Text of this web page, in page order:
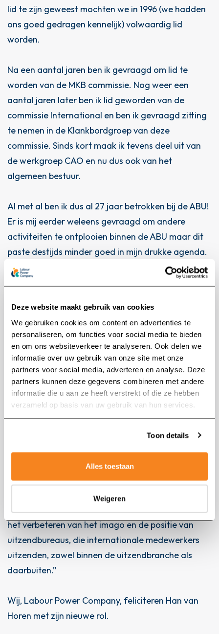
Deze website maakt gebruik van cookies
We gebruiken cookies om content en advertenties te
personaliseren, om functies voor social media te bieden
en om ons websiteverkeer te analyseren. Ook delen we
informatie over uw gebruik van onze site met onze
partners voor social media, adverteren en analyse. Deze
partners kunnen deze gegevens combineren met andere
informatie die u aan ze heeft verstrekt of die ze hebben
verzameld op basis van uw gebruik van hun services.
Toon details
Alles toestaan
Weigeren
Zoeken naar:
lid te zijn geweest mochten we in 1996 (we hadden
ons goed gedragen kennelijk) volwaardig lid
worden.
Na een aantal jaren ben ik gevraagd om lid te
worden van de MKB commissie. Nog weer een
aantal jaren later ben ik lid geworden van de
commissie International en ben ik gevraagd zitting
te nemen in de Klankbordgroep van deze
commissie. Sinds kort maak ik tevens deel uit van
de werkgroep CAO en nu dus ook van het
algemeen bestuur.
Al met al ben ik dus al 27 jaar betrokken bij de ABU!
Er is mij eerder weleens gevraagd om andere
activiteiten te ontplooien binnen de ABU maar dit
paste destijds minder goed in mijn drukke agenda.
Het uitbreiden van mijn takenpakket binnen de ABU
past momenteel bij mijn huidige rol en levensfase.
LPC (Labour Power Company); een conglomeraat
van meerdere uitzendbureaus. Bij LPC ben ik nu
aandeelhouder, bestuurslid en CCO.
Een jaar of 10 a 15 geleden kwam ik vooral naar de
ABU om te “halen” maar nu heb ik meer tijd en
bagage om ook dingen te “brengen”. Door het
lange verleden in de branche en bij de ABU ben ik
erg begaan met onze sector. Er spelen momenteel
gedoe rondom flexarbeid enerzijds en het
uitzenden van arbeidsmigranten in het bijzonder. Ik
lever graag mijn bijdrage aan deze discussies,
waarbij mijn speciale aandacht uit zal gaan naar
het verbeteren van het imago en de positie van
uitzendbureaus, die internationale medewerkers
uitzenden, zowel binnen de uitzendbranche als
daarbuiten.”
Wij, Labour Power Company, feliciteren Han van
Horen met zijn nieuwe rol.